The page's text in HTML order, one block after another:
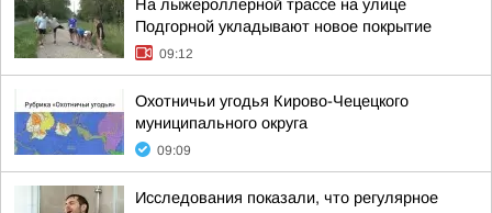
На лыжероллерной трассе на улице
Подгорной укладывают новое покрытие
09:12
Охотничьи угодья Кирово-Чецецкого
муниципального округа
09:09
Исследования показали, что регулярное